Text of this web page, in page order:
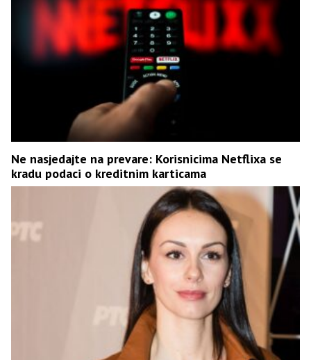
Ne nasjedajte na prevare: Korisnicima Netflixa se
kradu podaci o kreditnim karticama